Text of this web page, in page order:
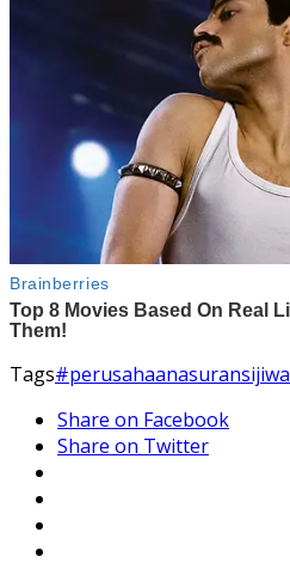
Tags#perusahaanasuransijiwa
Share on Facebook
Share on Twitter